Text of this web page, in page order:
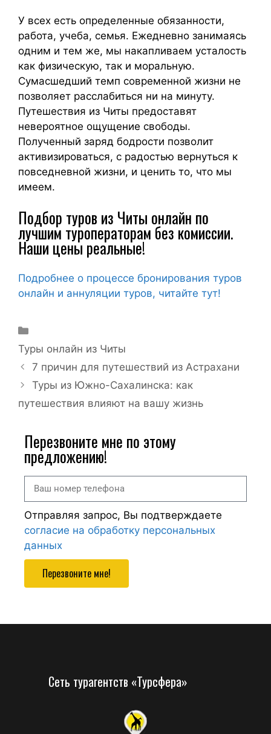
У всех есть определенные обязанности,
работа, учеба, семья. Ежедневно занимаясь
одним и тем же, мы накапливаем усталость
как физическую, так и моральную.
Сумасшедший темп современной жизни не
позволяет расслабиться ни на минуту.
Путешествия из Читы предоставят
невероятное ощущение свободы.
Полученный заряд бодрости позволит
активизироваться, с радостью вернуться к
повседневной жизни, и ценить то, что мы
имеем.
Подбор туров из Читы онлайн по
лучшим туроператорам без комиссии.
Наши цены реальные!
Подробнее о процессе бронирования туров
онлайн и аннуляции туров, читайте тут!
Туры онлайн из Читы
7 причин для путешествий из Астрахани
Туры из Южно-Сахалинска: как
путешествия влияют на вашу жизнь
Перезвоните мне по этому
предложению!
Отправляя запрос, Вы подтверждаете
согласие на обработку персональных
данных
Перезвоните мне!
Сеть турагентств «Турсфера»